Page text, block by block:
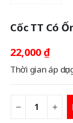
Cốc TT Có
22,000 ₫
Thời gian áp